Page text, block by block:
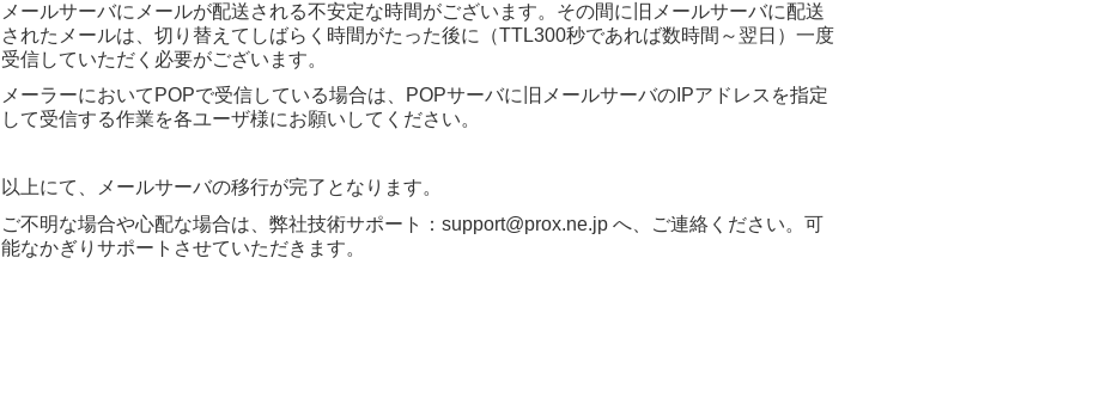
メールサーバにメールが配送される不安定な時間がございます。その間に旧メールサーバに配送
されたメールは、切り替えてしばらく時間がたった後に（TTL300秒であれば数時間～翌日）一度
受信していただく必要がございます。
メーラーにおいてPOPで受信している場合は、POPサーバに旧メールサーバのIPアドレスを指定
して受信する作業を各ユーザ様にお願いしてください。
以上にて、メールサーバの移行が完了となります。
ご不明な場合や心配な場合は、弊社技術サポート：support@prox.ne.jp へ、ご連絡ください。可
能なかぎりサポートさせていただきます。